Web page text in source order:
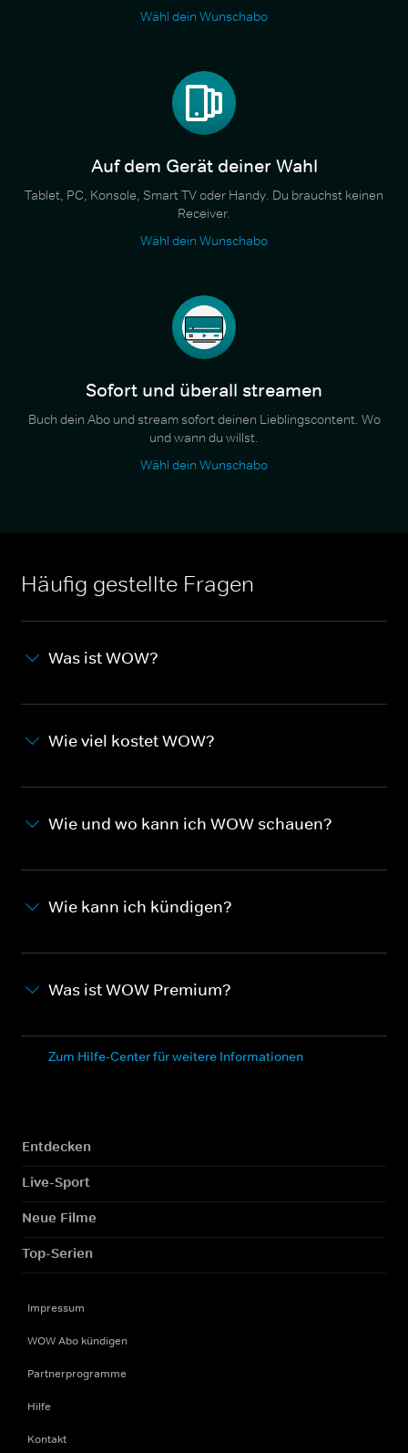
Wähl dein Wunschabo
Auf dem Gerät deiner Wahl
Tablet, PC, Konsole, Smart TV oder Handy. Du brauchst keinen
Receiver.
Wähl dein Wunschabo
Sofort und überall streamen
Buch dein Abo und stream sofort deinen Lieblingscontent. Wo
und wann du willst.
Wähl dein Wunschabo
Häufig gestellte Fragen
Was ist WOW?
Wie viel kostet WOW?
Wie und wo kann ich WOW schauen?
Wie kann ich kündigen?
Was ist WOW Premium?
Zum Hilfe-Center für weitere Informationen
Entdecken
Live-Sport
Neue Filme
Top-Serien
Impressum
WOW Abo kündigen
Partnerprogramme
Hilfe
Kontakt